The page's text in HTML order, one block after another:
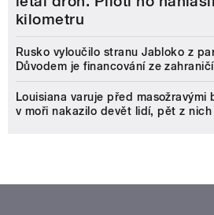
kilometru
Rusko vyloučilo stranu Jabloko z
Důvodem je financování ze zahraničí
Louisiana varuje před masožravými
v moři nakazilo devět lidí, pět z nich